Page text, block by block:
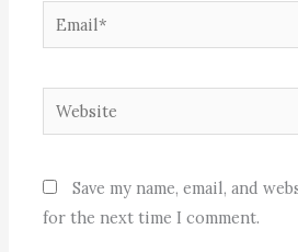
Email*
Website
Save my name, email, and
for the next time I comment.